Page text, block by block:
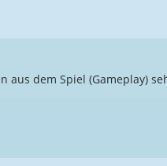
aus dem Spiel (Gameplay)